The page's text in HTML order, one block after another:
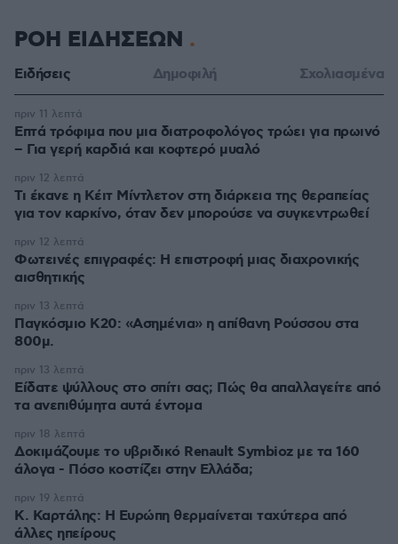
ΡΟΗ ΕΙΔΗΣΕΩΝ
Ειδήσεις Δημοφιλή Σχολιασμένα
Επτά τρόφιμα που μια διατροφολόγος τρώει για πρωινό
– Για γερή καρδιά και κοφτερό μυαλό
πριν 11 λεπτά
Τι έκανε η Κέιτ Μίντλετον στη διάρκεια της θεραπείας
για τον καρκίνο, όταν δεν μπορούσε να συγκεντρωθεί
πριν 12 λεπτά
Φωτεινές επιγραφές: Η επιστροφή μιας διαχρονικής
αισθητικής
πριν 12 λεπτά
Παγκόσμιο Κ20: «Ασημένια» η απίθανη Ρούσσου στα
800μ.
πριν 13 λεπτά
Είδατε ψύλλους στο σπίτι σας; Πώς θα απαλλαγείτε από
τα ανεπιθύμητα αυτά έντομα
πριν 13 λεπτά
Δοκιμάζουμε το υβριδικό Renault Symbioz με τα 160
άλογα - Πόσο κοστίζει στην Ελλάδα;
πριν 18 λεπτά
Κ. Καρτάλης: Η Ευρώπη θερμαίνεται ταχύτερα από
άλλες ηπείρους
πριν 19 λεπτά